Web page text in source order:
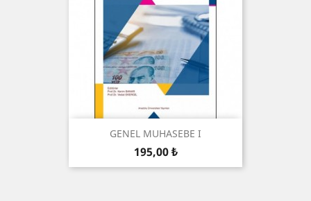
GENEL MUHASEBE I
Preis
195,00 ₺